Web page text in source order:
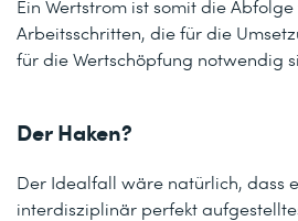
Ein Wertstrom ist somit die
Arbeitsschritten, die für die
für die Wertschöpfung notwendig
Der Haken?
Der Idealfall wäre natürlich, dass
interdisziplinär perfekt